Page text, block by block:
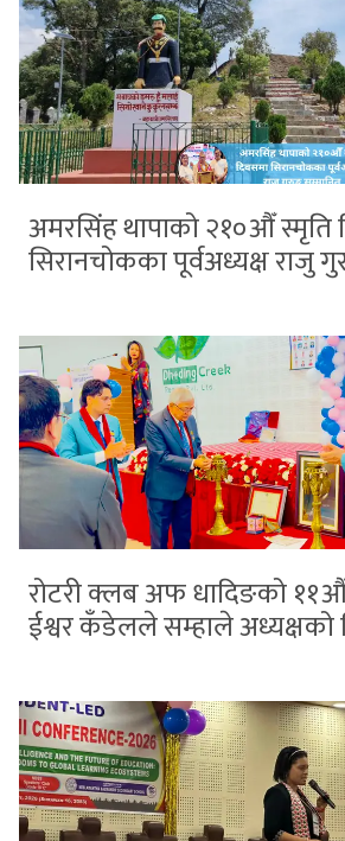
अमरसिंह थापाको २१०औँ स्मृति
सिरानचोकका पूर्वअध्यक्ष राजु
रोटरी क्लब अफ धादिङको
ईश्वर कँडेलले सम्हाले अध्यक्षको